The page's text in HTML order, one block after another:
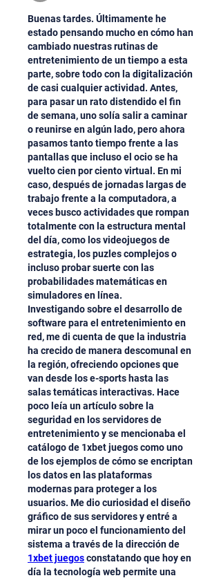
Buenas tardes. Últimamente he
estado pensando mucho en cómo han
cambiado nuestras rutinas de
entretenimiento de un tiempo a esta
parte, sobre todo con la digitalización
de casi cualquier actividad. Antes,
para pasar un rato distendido el fin
de semana, uno solía salir a caminar
o reunirse en algún lado, pero ahora
pasamos tanto tiempo frente a las
pantallas que incluso el ocio se ha
vuelto cien por ciento virtual. En mi
caso, después de jornadas largas de
trabajo frente a la computadora, a
veces busco actividades que rompan
totalmente con la estructura mental
del día, como los videojuegos de
estrategia, los puzles complejos o
incluso probar suerte con las
probabilidades matemáticas en
simuladores en línea.
Investigando sobre el desarrollo de
software para el entretenimiento en
red, me di cuenta de que la industria
ha crecido de manera descomunal en
la región, ofreciendo opciones que
van desde los e-sports hasta las
salas temáticas interactivas. Hace
poco leía un artículo sobre la
seguridad en los servidores de
entretenimiento y se mencionaba el
catálogo de 1xbet juegos como uno
de los ejemplos de cómo se encriptan
los datos en las plataformas
modernas para proteger a los
usuarios. Me dio curiosidad el diseño
gráfico de sus servidores y entré a
mirar un poco el funcionamiento del
1xbet juegos constatando que hoy en
día la tecnología web permite una